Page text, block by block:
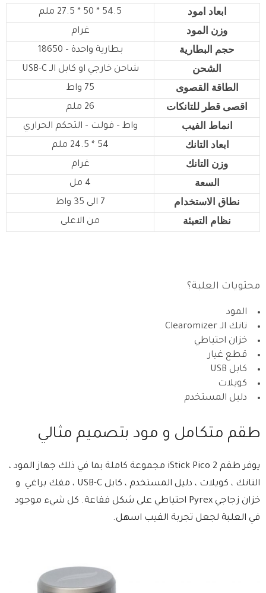
ابعاد امود 54.5 * 50 * 27.5 ملم
وزن المود غرام
حجم البطارية بطارية واحدة – 18650
الشحن شاحن خارجي او كابل الـ USB-C
الطاقة القصوى 75 واط
اقصى قطر للتانكات 26 ملم
انماط الفيب واط – فولت – التحكم الحراري
ابعاد التانك 54 * 24.5 ملم
وزن التانك غرام
السعة 4 مل
نطاق الاستخدام 7 الى 35 واط
نظام التعبئة من الاعلى
محتويات العلبة؟
المود
تانك الـ Clearomizer
خزان احتياطي
قطع غيار
كابل USB
كويلات
دليل المستخدم
طقم متكامل و مود بتصميم مثالي
يوفر طقم iStick Pico 2 مجموعة كاملة بما في ذلك جهاز المود ،
التانك ، كويلات ، دليل المستخدم ، كابل USB-C ، مفك براغي و
خزان زجاجي Pyrex احتياطي على شكل فقاعة. كل شيء موجود
في العلبة لجعل تجربة الفيب اسهل.